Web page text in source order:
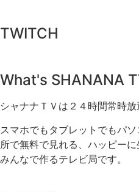
TWITCH​
What's SHANANA
シャナナＴＶは２４時間常時
スマホでもタブレットでもパ
所で無料で見れる、 ハッピーに
みんなで作るテレビ局です。